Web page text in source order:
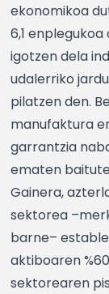
ekonomikoa
6,1
igotzen dela
udalerriko
pilatzen den.
manufaktura
garrantzia
ematen
Gainera,
sektorea
barne–
aktiboaren
sektorearen